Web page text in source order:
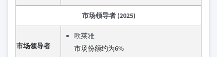
市场领导者 (2025)
市场领导者
欧莱雅
市场份额约为6%